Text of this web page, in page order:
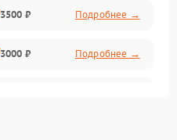
3500 ₽ Подробнее →
3000 ₽ Подробнее →